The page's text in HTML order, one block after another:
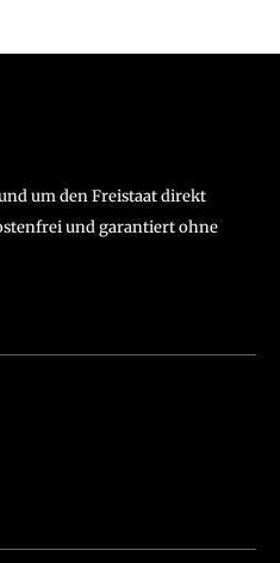
um den Freistaat direkt
und garantiert ohne